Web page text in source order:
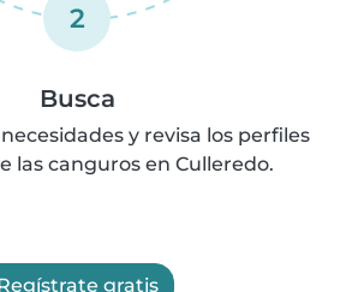
2
Busca
y revisa los perfiles
las canguros en Culleredo.
gratis